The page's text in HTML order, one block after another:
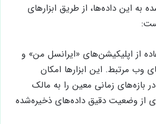
به این داده‌ها، از طریق ابزارهای
از اپلیکیشن‌های «ایرانسل من» و
وب مرتبط. این ابزارها امکان
بازه‌های زمانی معین را به مالک
از وضعیت دقیق داده‌های ذخیره‌شده